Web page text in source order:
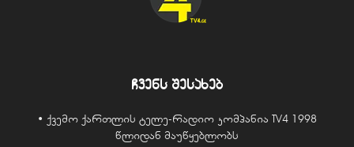
ჩვენს შესახებ
• ქვემო ქართლის ტელე-რადიო კომპანია TV4 1998
წლიდან მაუწყებლობს